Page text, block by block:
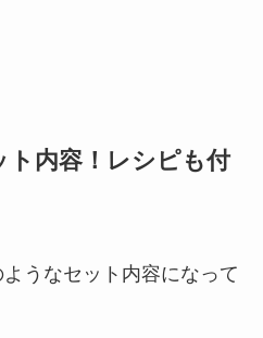
ト内容！レシピも付
うなセット内容になって